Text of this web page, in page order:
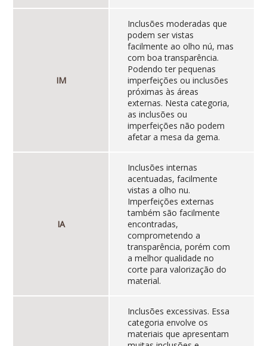
IM
Inclusões moderadas que
podem ser vistas
facilmente ao olho nú, mas
com boa transparência.
Podendo ter pequenas
imperfeições ou inclusões
próximas às áreas
externas. Nesta categoria,
as inclusões ou
imperfeições não podem
afetar a mesa da gema.
IA
Inclusões internas
acentuadas, facilmente
vistas a olho nu.
Imperfeições externas
também são facilmente
encontradas,
comprometendo a
transparência, porém com
a melhor qualidade no
corte para valorização do
material.
Inclusões excessivas. Essa
categoria envolve os
materiais que apresentam